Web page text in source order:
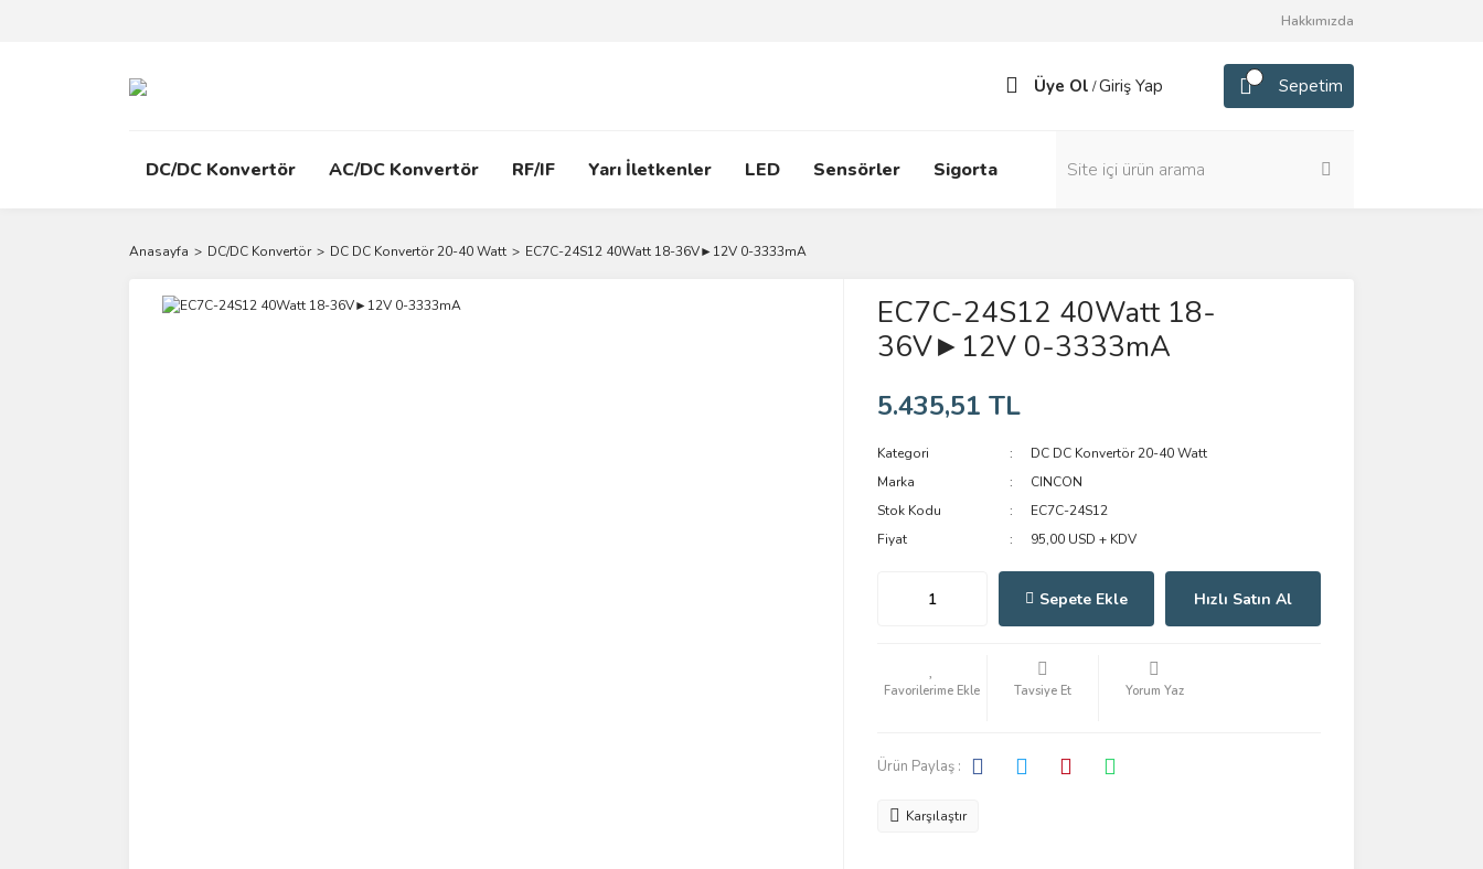
Hakkımızda
Üye Ol /Giriş Yap Sepetim
DC/DC Konvertör AC/DC Konvertör RF/IF Yarı İletkenler LED Sensörler Sigorta
Anasayfa DC/DC Konvertör DC DC Konvertör 20-40 Watt EC7C-24S12 40Watt 18-36V►12V 0-3333mA
EC7C-24S12 40Watt 18-
36V►12V 0-3333mA
5.435,51 TL
Kategori
DC DC Konvertör 20-40 Watt
Marka
CINCON
Stok Kodu
EC7C-24S12
Fiyat
95,00 USD + KDV
Sepete Ekle Hızlı Satın Al
Tavsiye Et Yorum Yaz
Ürün Paylaş :
Karşılaştır